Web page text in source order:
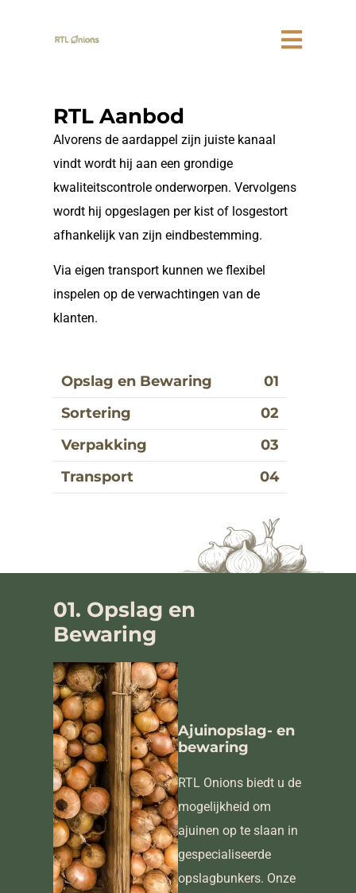
RTL Aanbod
Alvorens de aardappel zijn juiste kanaal
vindt wordt hij aan een grondige
kwaliteitscontrole onderworpen. Vervolgens
wordt hij opgeslagen per kist of losgestort
afhankelijk van zijn eindbestemming.
Via eigen transport kunnen we flexibel
inspelen op de verwachtingen van de
klanten.
Opslag en Bewaring
Sortering
Verpakking
Transport
01. Opslag en
Bewaring
Ajuinopslag- en
bewaring
RTL Onions biedt u de
mogelijkheid om
ajuinen op te slaan in
gespecialiseerde
opslagbunkers. Onze